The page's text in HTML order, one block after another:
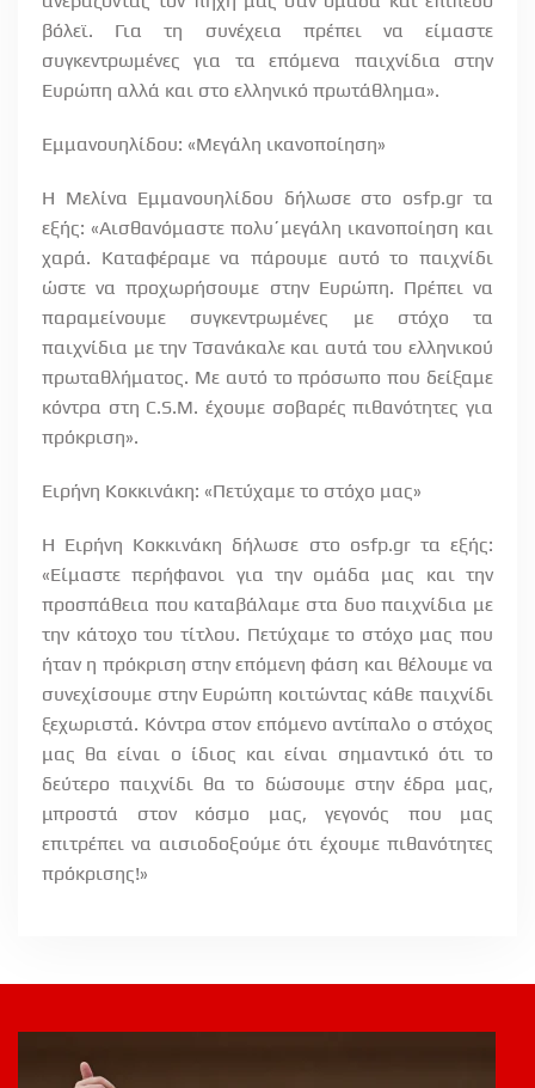
βόλεϊ. Για τη συνέχεια πρέπει να είμαστε
συγκεντρωμένες για τα επόμενα παιχνίδια στην
Ευρώπη αλλά και στο ελληνικό πρωτάθλημα».
Εμμανουηλίδου: «Μεγάλη ικανοποίηση»
H Mελίνα Εμμανουηλίδου δήλωσε στο osfp.gr τα
εξής: «Αισθανόμαστε πολυ΄μεγάλη ικανοποίηση και
χαρά. Καταφέραμε να πάρουμε αυτό το παιχνίδι
ώστε να προχωρήσουμε στην Ευρώπη. Πρέπει να
παραμείνουμε συγκεντρωμένες με στόχο τα
παιχνίδια με την Τσανάκαλε και αυτά του ελληνικού
πρωταθλήματος. Με αυτό το πρόσωπο που δείξαμε
κόντρα στη C.S.M. έχουμε σοβαρές πιθανότητες για
πρόκριση».
Ειρήνη Κοκκινάκη: «Πετύχαμε το στόχο μας»
Η Ειρήνη Κοκκινάκη δήλωσε στο osfp.gr τα εξής:
«Είμαστε περήφανοι για την ομάδα μας και την
προσπάθεια που καταβάλαμε στα δυο παιχνίδια με
την κάτοχο του τίτλου. Πετύχαμε το στόχο μας που
ήταν η πρόκριση στην επόμενη φάση και θέλουμε να
συνεχίσουμε στην Ευρώπη κοιτώντας κάθε παιχνίδι
ξεχωριστά. Κόντρα στον επόμενο αντίπαλο ο στόχος
μας θα είναι ο ίδιος και είναι σημαντικό ότι το
δεύτερο παιχνίδι θα το δώσουμε στην έδρα μας,
μπροστά στον κόσμο μας, γεγονός που μας
επιτρέπει να αισιοδοξούμε ότι έχουμε πιθανότητες
πρόκρισης!»